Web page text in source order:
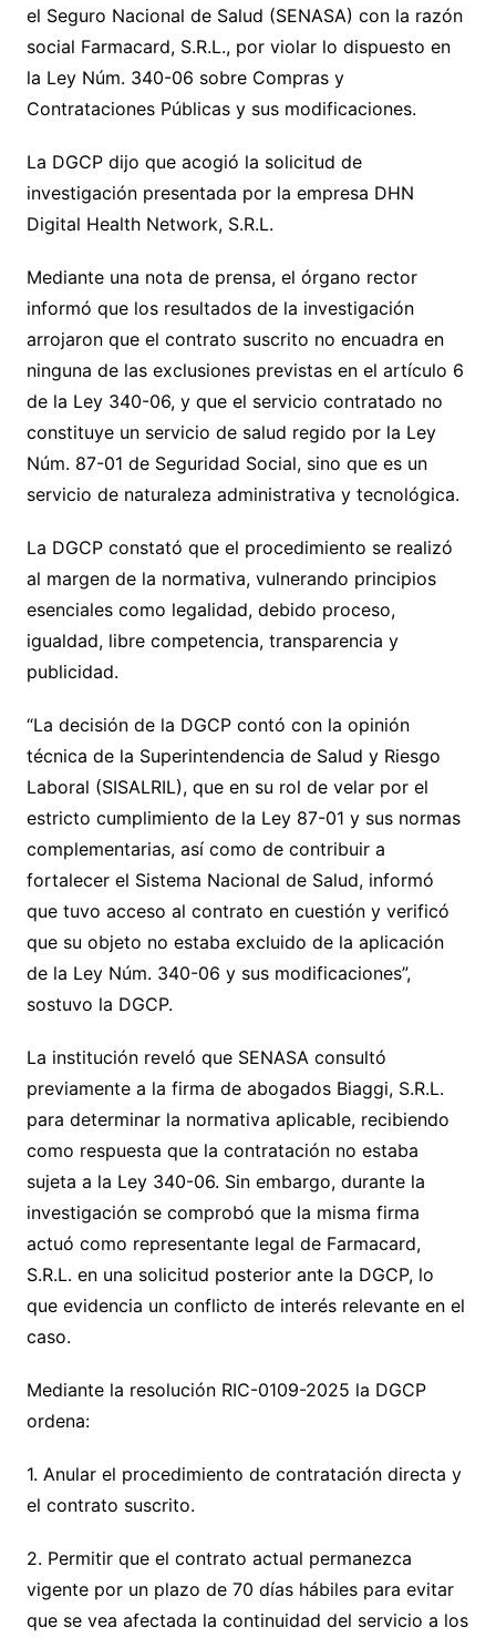
el Seguro Nacional de Salud (SENASA) con la razón
social Farmacard, S.R.L., por violar lo dispuesto en
la Ley Núm. 340-06 sobre Compras y
Contrataciones Públicas y sus modificaciones.
La DGCP dijo que acogió la solicitud de
investigación presentada por la empresa DHN
Digital Health Network, S.R.L.
Mediante una nota de prensa, el órgano rector
informó que los resultados de la investigación
arrojaron que el contrato suscrito no encuadra en
ninguna de las exclusiones previstas en el artículo 6
de la Ley 340-06, y que el servicio contratado no
constituye un servicio de salud regido por la Ley
Núm. 87-01 de Seguridad Social, sino que es un
servicio de naturaleza administrativa y tecnológica.
La DGCP constató que el procedimiento se realizó
al margen de la normativa, vulnerando principios
esenciales como legalidad, debido proceso,
igualdad, libre competencia, transparencia y
publicidad.
“La decisión de la DGCP contó con la opinión
técnica de la Superintendencia de Salud y Riesgo
Laboral (SISALRIL), que en su rol de velar por el
estricto cumplimiento de la Ley 87-01 y sus normas
complementarias, así como de contribuir a
fortalecer el Sistema Nacional de Salud, informó
que tuvo acceso al contrato en cuestión y verificó
que su objeto no estaba excluido de la aplicación
de la Ley Núm. 340-06 y sus modificaciones”,
sostuvo la DGCP.
La institución reveló que SENASA consultó
previamente a la firma de abogados Biaggi, S.R.L.
para determinar la normativa aplicable, recibiendo
como respuesta que la contratación no estaba
sujeta a la Ley 340-06. Sin embargo, durante la
investigación se comprobó que la misma firma
actuó como representante legal de Farmacard,
S.R.L. en una solicitud posterior ante la DGCP, lo
que evidencia un conflicto de interés relevante en el
caso.
Mediante la resolución RIC-0109-2025 la DGCP
ordena:
1. Anular el procedimiento de contratación directa y
el contrato suscrito.
2. Permitir que el contrato actual permanezca
vigente por un plazo de 70 días hábiles para evitar
que se vea afectada la continuidad del servicio a los